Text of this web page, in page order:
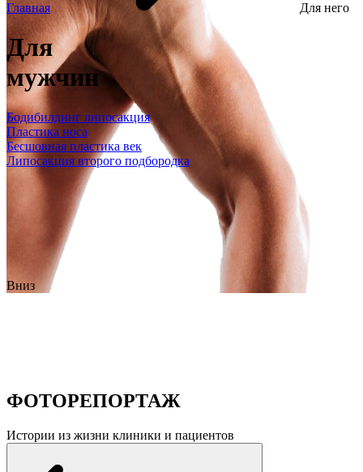
Главная Для него
Для
мужчин
Бодибилдинг липосакция
Пластика носа
Бесшовная пластика век
Липосакция второго подбородка
Вниз
ФОТОРЕПОРТАЖ
Истории из жизни клиники и пациентов